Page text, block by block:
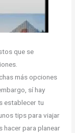
que se
más opciones
sí hay
establecer tu
tips para viajar
hacer para planear